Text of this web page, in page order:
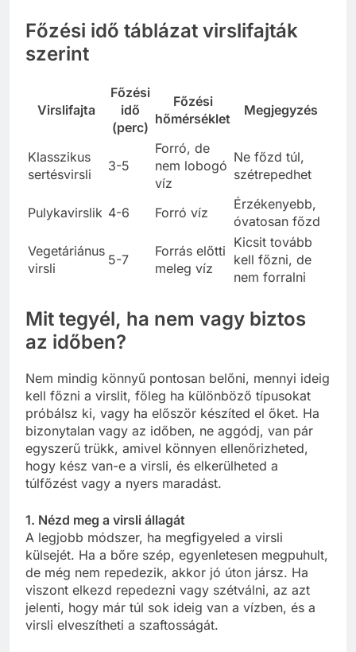
Főzési idő táblázat virslifajták
szerint
Virslifajta
Főzési
idő
(perc)
Főzési
hőmérséklet
Megjegyzés
Klasszikus
sertésvirsli
3-5
Forró, de
nem lobogó
víz
Ne főzd túl,
szétrepedhet
Pulykavirslik 4-6 Forró víz
Érzékenyebb,
óvatosan főzd
Vegetáriánus
virsli
5-7
Forrás előtti
meleg víz
Kicsit tovább
kell főzni, de
nem forralni
Mit tegyél, ha nem vagy biztos
az időben?
Nem mindig könnyű pontosan belőni, mennyi ideig
kell főzni a virslit, főleg ha különböző típusokat
próbálsz ki, vagy ha először készíted el őket. Ha
bizonytalan vagy az időben, ne aggódj, van pár
egyszerű trükk, amivel könnyen ellenőrizheted,
hogy kész van-e a virsli, és elkerülheted a
túlfőzést vagy a nyers maradást.
1. Nézd meg a virsli állagát
A legjobb módszer, ha megfigyeled a virsli
külsejét. Ha a bőre szép, egyenletesen megpuhult,
de még nem repedezik, akkor jó úton jársz. Ha
viszont elkezd repedezni vagy szétválni, az azt
jelenti, hogy már túl sok ideig van a vízben, és a
virsli elveszítheti a szaftosságát.